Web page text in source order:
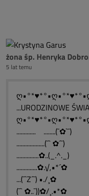
żona śp. Henryka
5 lat temu
...URODZINOWE
............. ........(¯✿`¯)
...................(¯` ✿´¯)
...............✿..(_.^._)
..............✿.√,•*´✿
...(¯`Z´¯) •./¸✿
(¯` ✿..¯))✿/¸.•*✿